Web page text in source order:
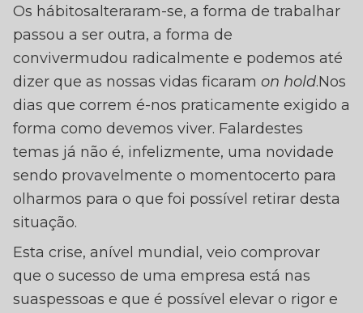
Os hábitosalteraram-se, a forma de trabalhar
passou a ser outra, a forma de
convivermudou radicalmente e podemos até
dizer que as nossas vidas ficaram on hold.Nos
dias que correm é-nos praticamente exigido a
forma como devemos viver. Falardestes
temas já não é, infelizmente, uma novidade
sendo provavelmente o momentocerto para
olharmos para o que foi possível retirar desta
situação.
Esta crise, anível mundial, veio comprovar
que o sucesso de uma empresa está nas
suaspessoas e que é possível elevar o rigor e